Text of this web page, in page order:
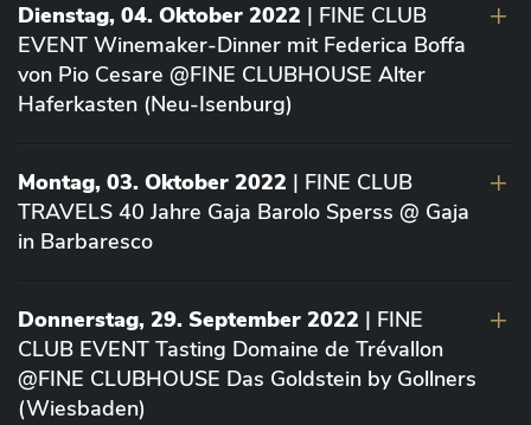
Dienstag, 04. Oktober 2022 | FINE CLUB
EVENT Winemaker-Dinner mit Federica Boffa
von Pio Cesare @FINE CLUBHOUSE Alter
Haferkasten (Neu-Isenburg)
Montag, 03. Oktober 2022 | FINE CLUB
TRAVELS 40 Jahre Gaja Barolo Sperss @ Gaja
in Barbaresco
Donnerstag, 29. September 2022 | FINE
CLUB EVENT Tasting Domaine de Trévallon
@FINE CLUBHOUSE Das Goldstein by Gollners
(Wiesbaden)